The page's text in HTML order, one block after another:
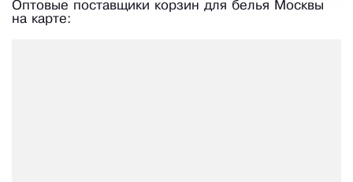
Оптовые поставщики корзин для белья Москвы
на карте: